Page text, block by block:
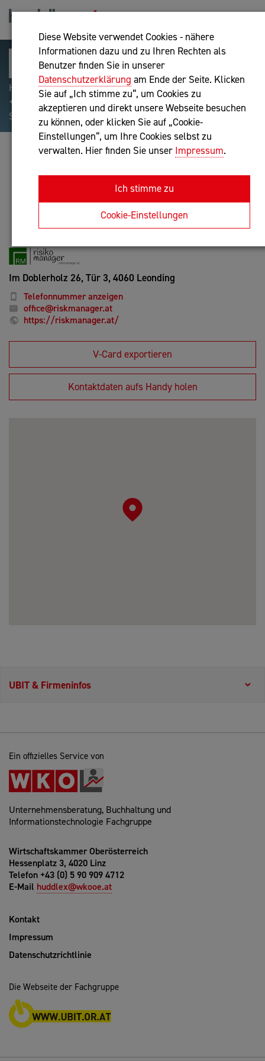
Diese Website verwendet Cookies - nähere
Informationen dazu und zu Ihren Rechten als
Benutzer finden Sie in unserer
Datenschutzerklärung am Ende der Seite. Klicken
Sie auf „Ich stimme zu“, um Cookies zu
akzeptieren und direkt unsere Webseite besuchen
zu können, oder klicken Sie auf „Cookie-
Einstellungen“, um Ihre Cookies selbst zu
verwalten. Hier finden Sie unser Impressum.
Ich stimme zu
Cookie-Einstellungen
Hilfreiche Suchparameter: Begriff einschließen:
+webshop, Begriff ausschließen: -webshop, Exakter
Suchbegriff: "internet of things"
DR. ALBIN ALOIS WALCHSHOFER
Unternehmensberatung, IT-Dienstleistung
Anfrage oder Rückruf
Im Doblerholz 26, Tür 3, 4060 Leonding
Telefonnummer anzeigen
office@riskmanager.at
https://riskmanager.at/
V-Card exportieren
Kontaktdaten aufs Handy holen
UBIT & Firmeninfos
Ein offizielles Service von
Unternehmensberatung, Buchhaltung und
Informationstechnologie Fachgruppe
Wirtschaftskammer Oberösterreich
Hessenplatz 3, 4020 Linz
Telefon +43 (0) 5 90 909 4712
E-Mail huddlex@wkooe.at
Kontakt
Impressum
Datenschutzrichtlinie
Die Webseite der Fachgruppe